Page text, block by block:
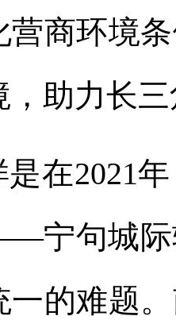
营商环境
，助力长
是在2021
宁句城际
一的难题